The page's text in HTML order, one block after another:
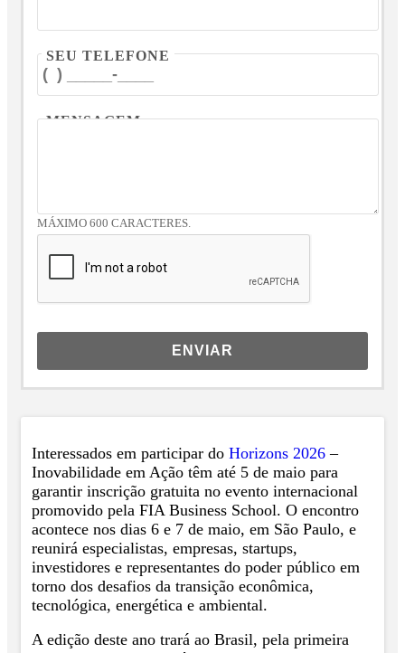
SEU TELEFONE
MENSAGEM
MÁXIMO 600 CARACTERES.
ENVIAR
Interessados em participar do Horizons 2026 –
Inovabilidade em Ação têm até 5 de maio para
garantir inscrição gratuita no evento internacional
promovido pela FIA Business School. O encontro
acontece nos dias 6 e 7 de maio, em São Paulo, e
reunirá especialistas, empresas, startups,
investidores e representantes do poder público em
torno dos desafios da transição econômica,
tecnológica, energética e ambiental.
A edição deste ano trará ao Brasil, pela primeira